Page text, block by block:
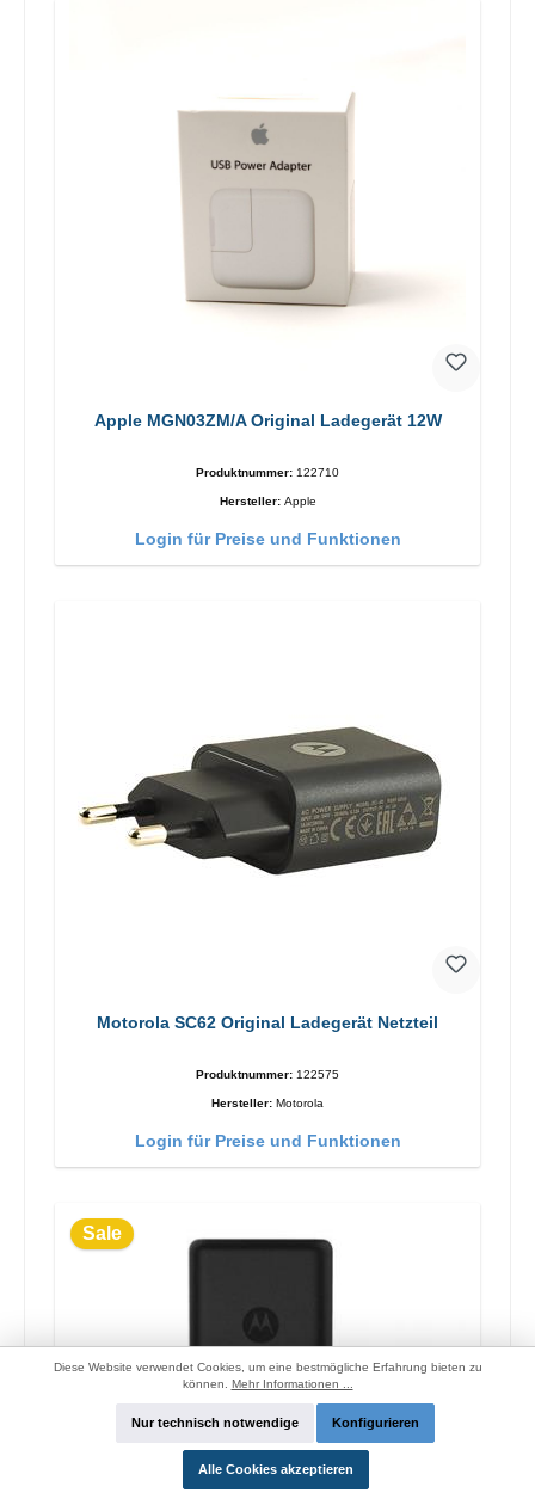
Apple MGN03ZM/A Original Ladegerät 12W
Produktnummer: 122710
Hersteller: Apple
Login für Preise und Funktionen
Motorola SC62 Original Ladegerät Netzteil
Produktnummer: 122575
Hersteller: Motorola
Login für Preise und Funktionen
Sale
Diese Website verwendet Cookies, um eine bestmögliche Erfahrung bieten zu
können. Mehr Informationen ...
Nur technisch notwendige Konfigurieren
Alle Cookies akzeptieren